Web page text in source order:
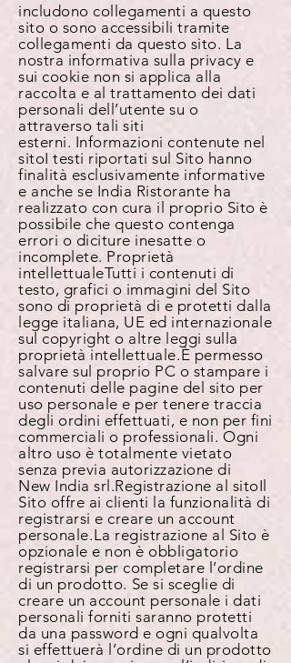
includono collegamenti a questo
sito o sono accessibili tramite
collegamenti da questo sito. La
nostra informativa sulla privacy e
sui cookie non si applica alla
raccolta e al trattamento dei dati
personali dell’utente su o
attraverso tali siti
esterni. Informazioni contenute nel
sitoI testi riportati sul Sito hanno
finalità esclusivamente informative
e anche se India Ristorante ha
realizzato con cura il proprio Sito è
possibile che questo contenga
errori o diciture inesatte o
incomplete. Proprietà
intellettualeTutti i contenuti di
testo, grafici o immagini del Sito
sono di proprietà di e protetti dalla
legge italiana, UE ed internazionale
sul copyright o altre leggi sulla
proprietà intellettuale. È permesso
salvare sul proprio PC o stampare i
contenuti delle pagine del sito per
uso personale e per tenere traccia
degli ordini effettuati, e non per fini
commerciali o professionali. Ogni
altro uso è totalmente vietato
senza previa autorizzazione di
New India srl.Registrazione al sitoIl
Sito offre ai clienti la funzionalità di
registrarsi e creare un account
personale. La registrazione al Sito è
opzionale e non è obbligatorio
registrarsi per completare l’ordine
di un prodotto. Se si sceglie di
creare un account personale i dati
personali forniti saranno protetti
da una password e ogni qualvolta
si effettuerà l’ordine di un prodotto